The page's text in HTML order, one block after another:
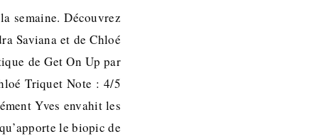
semaine. Découvrez
Saviana et de Chloé
de Get On Up par
Triquet Note : 4/5
Yves envahit les
le biopic de